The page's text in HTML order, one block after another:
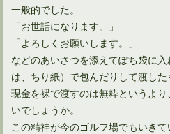
ゴルフルールに定められていた二
一般的でした。
「お世話になります。」
「よろしくお願いします。」
などのあいさつを添えてぽち袋に
は、ちり紙）で包んだりして渡した
現金を裸で渡すのは無粋というよ
いでしょうか。
この精神が今のゴルフ場でもいきて